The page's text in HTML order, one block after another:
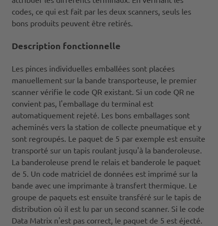
codes, ce qui est fait par les deux scanners, seuls les
bons produits peuvent être retirés.
Description fonctionnelle
Les pinces individuelles emballées sont placées
manuellement sur la bande transporteuse, le premier
scanner vérifie le code QR existant. Si un code QR ne
convient pas, l'emballage du terminal est
automatiquement rejeté. Les bons emballages sont
acheminés vers la station de collecte pneumatique et y
sont regroupés. Le paquet de 5 par exemple est ensuite
transporté sur un tapis roulant jusqu'à la banderoleuse.
La banderoleuse prend le relais et banderole le paquet
de 5. Un code matriciel de données est imprimé sur la
bande avec une imprimante à transfert thermique. Le
groupe de paquets est ensuite transféré sur le tapis de
distribution où il est lu par un second scanner. Si le code
Data Matrix n'est pas correct, le paquet de 5 est éjecté.